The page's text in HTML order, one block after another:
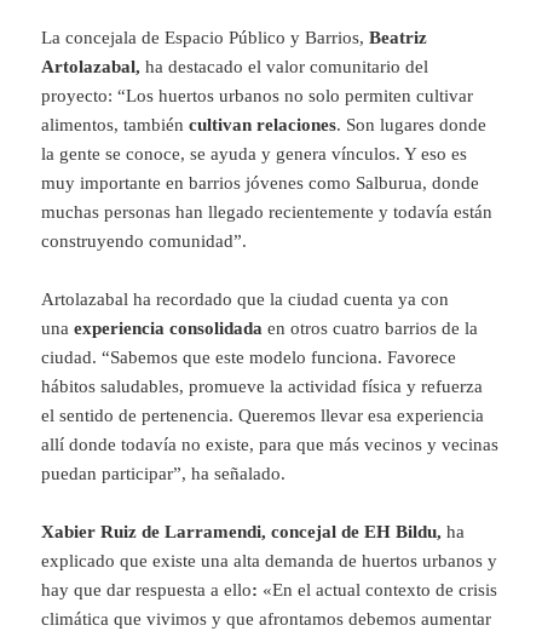
La concejala de Espacio Público y Barrios,Beatriz
Artolazabal, ha destacado el valor comunitario del
proyecto: “Los huertos urbanos no solo permiten cultivar
alimentos, tambiéncultivan relaciones. Son lugares donde
la gente se conoce, se ayuda y genera vínculos. Y eso es
muy importante en barrios jóvenes como Salburua, donde
muchas personas han llegado recientemente y todavía están
construyendo comunidad”.
Artolazabal ha recordado que la ciudad cuenta ya con
unaexperiencia consolidada en otros cuatro barrios de la
ciudad. “Sabemos que este modelo funciona. Favorece
hábitos saludables, promueve la actividad física y refuerza
el sentido de pertenencia. Queremos llevar esa experiencia
allí donde todavía no existe, para que más vecinos y vecinas
puedan participar”, ha señalado.
Xabier Ruiz de Larramendi, concejal de EH Bildu,ha
explicado que existe una alta demanda de huertos urbanos y
hay que dar respuesta a ello: «En el actual contexto de crisis
climática que vivimos y que afrontamos debemos aumentar